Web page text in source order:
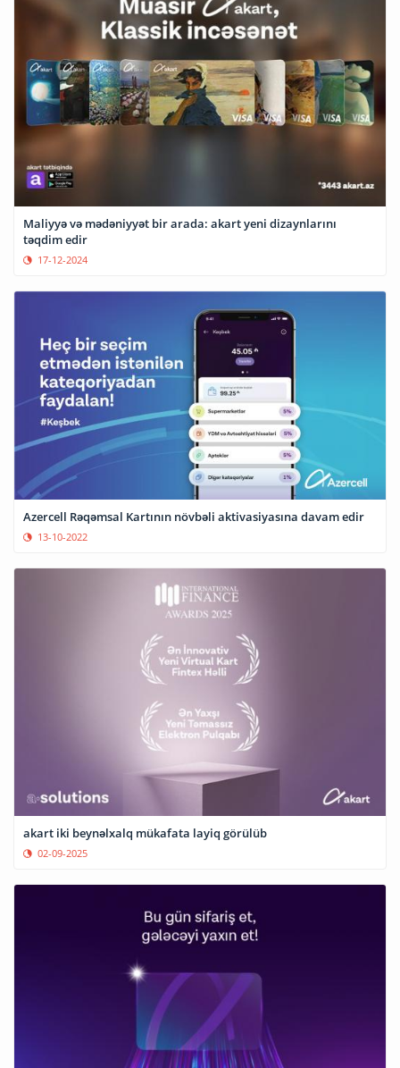
Maliyyə və mədəniyyət bir arada: akart yeni dizaynlarını
təqdim edir
17-12-2024
Azercell Rəqəmsal Kartının növbəli aktivasiyasına davam edir
13-10-2022
akart iki beynəlxalq mükafata layiq görülüb
02-09-2025